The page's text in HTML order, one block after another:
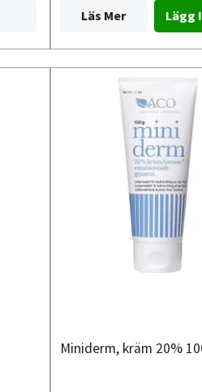
Läs Mer
Miniderm, kräm 20%